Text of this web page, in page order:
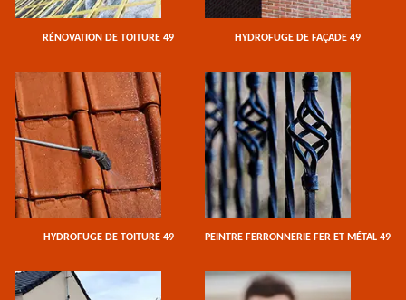
RÉNOVATION DE TOITURE 49 HYDROFUGE DE FAÇADE 49
HYDROFUGE DE TOITURE 49 PEINTRE FERRONNERIE FER ET MÉTAL 49